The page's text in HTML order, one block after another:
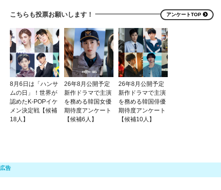
こちらも投票お願いします！ アンケートTOP
8月6日は「ハンサ
ムの日」！世界が
認めたK-POPイケ
メン決定戦【候補
18人】
26年8月公開予定
新作ドラマで主演
を務める韓国女優
期待度アンケート
【候補6人】
26年8月公開予定
新作ドラマで主演
を務める韓国俳優
期待度アンケート
【候補10人】